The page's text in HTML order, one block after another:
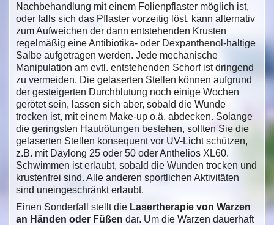
Nachbehandlung mit einem Folienpflaster möglich ist,
oder falls sich das Pflaster vorzeitig löst, kann alternativ
zum Aufweichen der dann entstehenden Krusten
regelmäßig eine Antibiotika- oder Dexpanthenol-haltige
Salbe aufgetragen werden. Jede mechanische
Manipulation am evtl. entstehenden Schorf ist dringend
zu vermeiden. Die gelaserten Stellen können aufgrund
der gesteigerten Durchblutung noch einige Wochen
gerötet sein, lassen sich aber, sobald die Wunde
trocken ist, mit einem Make-up o.ä. abdecken. Solange
die geringsten Hautrötungen bestehen, sollten Sie die
gelaserten Stellen konsequent vor UV-Licht schützen,
z.B. mit Daylong 25 oder 50 oder Anthelios XL60.
Schwimmen ist erlaubt, sobald die Wunden trocken und
krustenfrei sind. Alle anderen sportlichen Aktivitäten
sind uneingeschränkt erlaubt.
Einen Sonderfall stellt die Lasertherapie von Warzen
an Händen oder Füßen dar. Um die Warzen dauerhaft